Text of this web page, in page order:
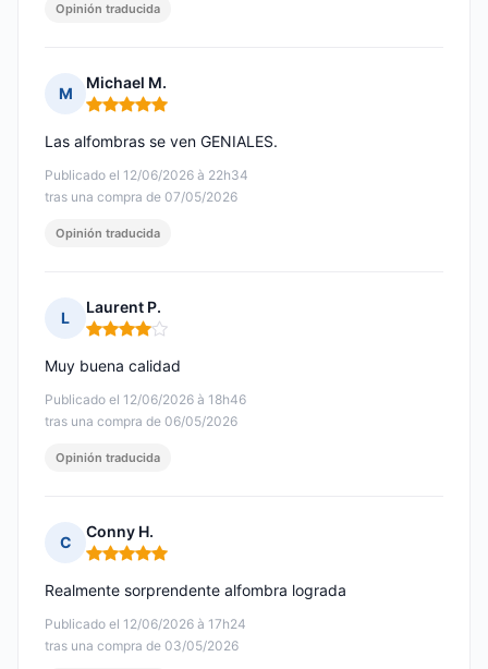
Opinión traducida
M
Michael M.
Nota: 5 de 5
Publicado el 12/06/2026 à 22h34
tras una compra de 07/05/2026
Las alfombras se ven GENIALES.
Opinión traducida
L
Laurent P.
Nota: 4 de 5
Publicado el 12/06/2026 à 18h46
tras una compra de 06/05/2026
Muy buena calidad
Opinión traducida
C
Conny H.
Nota: 5 de 5
Publicado el 12/06/2026 à 17h24
tras una compra de 03/05/2026
Realmente sorprendente alfombra lograda